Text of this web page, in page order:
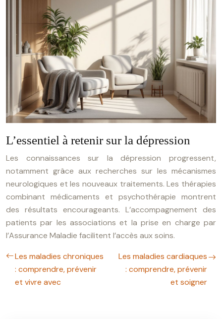
L’essentiel à retenir sur la dépression
Les connaissances sur la dépression progressent,
notamment grâce aux recherches sur les mécanismes
neurologiques et les nouveaux traitements. Les thérapies
combinant médicaments et psychothérapie montrent
des résultats encourageants. L’accompagnement des
patients par les associations et la prise en charge par
l’Assurance Maladie facilitent l’accès aux soins.
Les maladies chroniques
: comprendre, prévenir
et vivre avec
Les maladies cardiaques
: comprendre, prévenir
et soigner